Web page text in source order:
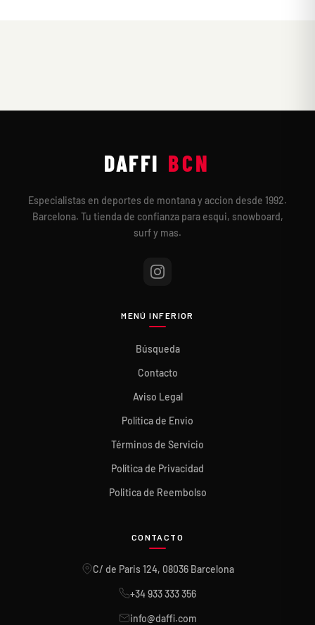
DAFFI BCN
Especialistas en deportes de montana y accion desde 1992.
Barcelona. Tu tienda de confianza para esqui, snowboard,
surf y mas.
MENÚ INFERIOR
Búsqueda
Contacto
Aviso Legal
Política de Envio
Términos de Servicio
Política de Privacidad
Politica de Reembolso
CONTACTO
C/ de Paris 124, 08036 Barcelona
+34 933 333 356
info@daffi.com